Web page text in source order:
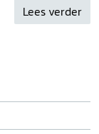
lang niet
(kunst)historici
inzichten te
in de
Lees verder